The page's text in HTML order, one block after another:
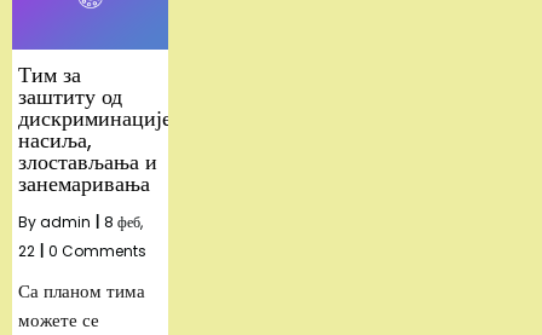
Тим за
заштиту од
дискриминације,
насиља,
злостављања и
занемаривања
Byadmin 8 феб,
22
0 Comments
Са планом тима
можете се